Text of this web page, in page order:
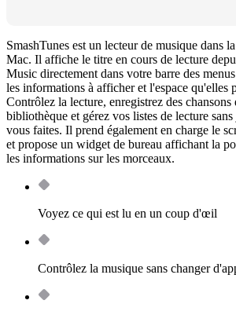
SmashTunes est un lecteur de musique dans
Mac. Il affiche le titre en cours de lecture
Music directement dans votre barre des
les informations à afficher et l'espace qu'elles
Contrôlez la lecture, enregistrez des chansons
bibliothèque et gérez vos listes de lecture
vous faites. Il prend également en charge le
et propose un widget de bureau affichant la
les informations sur les morceaux.
Voyez ce qui est lu en un coup d'œil
Contrôlez la musique sans changer